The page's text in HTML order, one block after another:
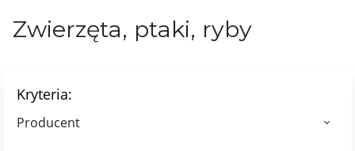
Zwierzęta, ptaki, ryby
Kryteria:
Producent